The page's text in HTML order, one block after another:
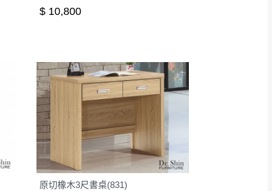
$ 10,800
原切橡木3尺書桌(831)